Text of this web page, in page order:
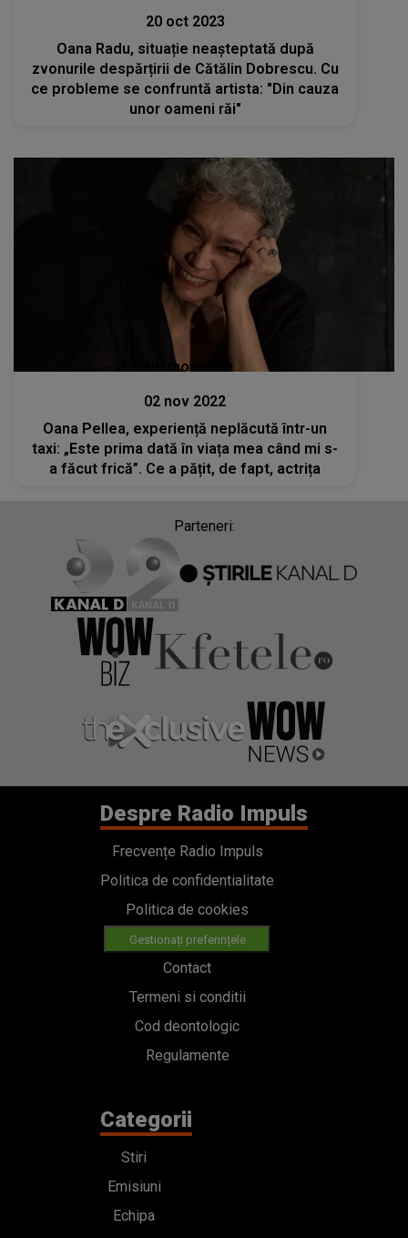
20 oct 2023
Oana Radu, situație neașteptată după
zvonurile despărțirii de Cătălin Dobrescu. Cu
ce probleme se confruntă artista: "Din cauza
unor oameni răi"
Stiri mondene
02 nov 2022
Oana Pellea, experiență neplăcută într-un
taxi: „Este prima dată în viața mea când mi s-
a făcut frică”. Ce a pățit, de fapt, actrița
Parteneri:
Despre Radio Impuls
Frecvențe Radio Impuls
Politica de confidentialitate
Politica de cookies
Gestionați preferințele
Contact
Termeni si conditii
Cod deontologic
Regulamente
Categorii
Stiri
Emisiuni
Echipa